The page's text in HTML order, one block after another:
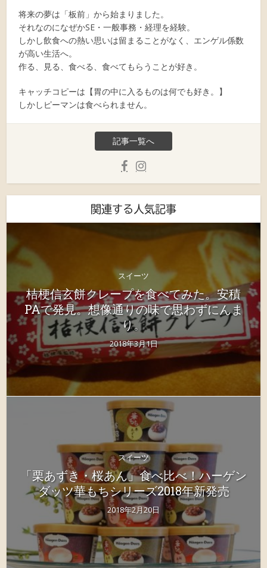
将来の夢は「板前」から始まりました。
それなのになぜかSE・一般事務・経理を経験。
しかし飲食への熱い思いは留まることがなく、エンゲル係数
が高い生活へ。
作る、見る、食べる、食べてもらうことが好き。
キャッチコピーは【胃の中に入るものは何でも好き。】
しかしピーマンは食べられません。
記事一覧へ
関連する人気記事
スイーツ
桔梗信玄餅クレープを食べてみた。安積
PAで発見。想像通りの味で思わずにんま
り。
2018年3月1日
スイーツ
「栗あずき・桜あん」食べ比べ！ハーゲン
ダッツ華もちシリーズ2018年新発売
2018年2月20日